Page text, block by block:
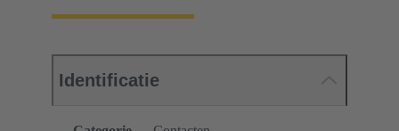
Identificatie